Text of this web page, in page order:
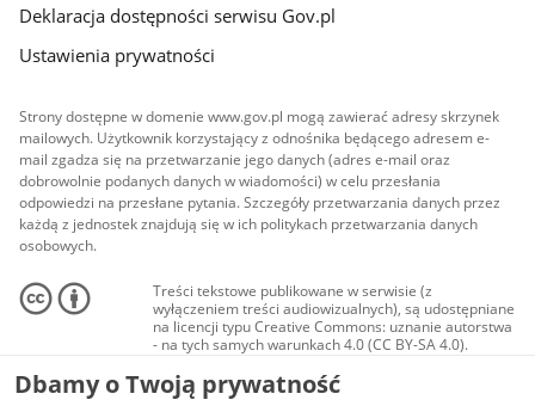
Deklaracja dostępności serwisu Gov.pl
Ustawienia prywatności
Strony dostępne w domenie www.gov.pl mogą zawierać adresy skrzynek
mailowych. Użytkownik korzystający z odnośnika będącego adresem e-
mail zgadza się na przetwarzanie jego danych (adres e-mail oraz
dobrowolnie podanych danych w wiadomości) w celu przesłania
odpowiedzi na przesłane pytania. Szczegóły przetwarzania danych przez
każdą z jednostek znajdują się w ich politykach przetwarzania danych
osobowych.
Treści tekstowe publikowane w serwisie (z
wyłączeniem treści audiowizualnych), są udostępniane
na licencji typu Creative Commons: uznanie autorstwa
- na tych samych warunkach 4.0 (CC BY-SA 4.0).
Materiały audiowizualne, w tym zdjęcia, materiały
audio i wideo, są udostępniane na licencji typu
Creative Commons: uznanie autorstwa użycie
Dbamy o Twoją prywatność